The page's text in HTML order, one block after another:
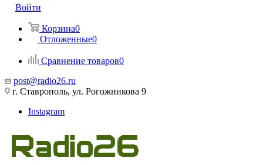
Войти
Корзина0
Отложенные0
Сравнение товаров0
post@radio26.ru
г. Ставрополь, ул. Рогожникова 9
Instagram